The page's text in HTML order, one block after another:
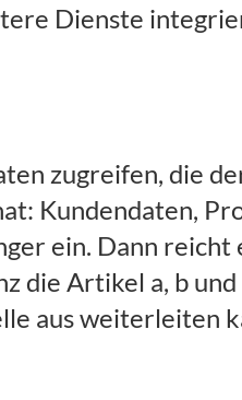
Dienste
zugreifen, die
Kundendaten,
ein. Dann
die Artikel a, b
aus weiterleiten